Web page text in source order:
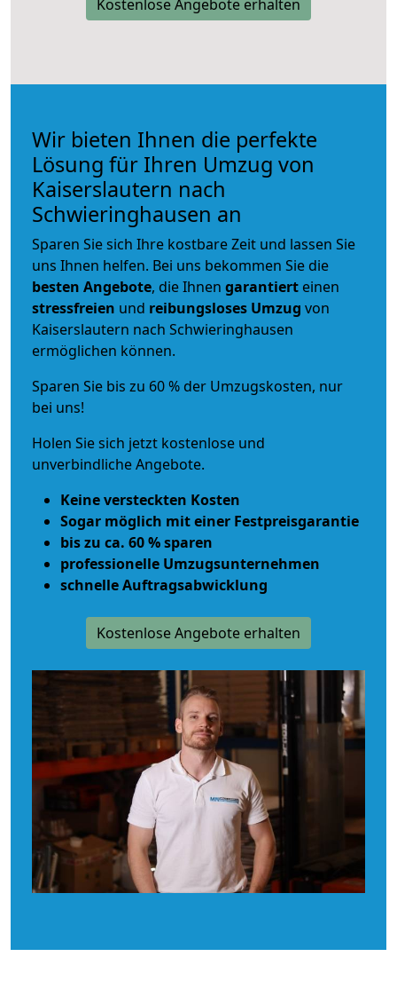
Kostenlose Angebote erhalten
Wir bieten Ihnen die perfekte
Lösung für Ihren Umzug von
Kaiserslautern nach
Schwieringhausen an
Sparen Sie sich Ihre kostbare Zeit und lassen Sie
uns Ihnen helfen. Bei uns bekommen Sie die
besten Angebote, die Ihnen garantiert einen
stressfreien und reibungsloses Umzug von
Kaiserslautern nach Schwieringhausen
ermöglichen können.
Sparen Sie bis zu 60 % der Umzugskosten, nur
bei uns!
Holen Sie sich jetzt kostenlose und
unverbindliche Angebote.
Keine versteckten Kosten
Sogar möglich mit einer Festpreisgarantie
bis zu ca. 60 % sparen
professionelle Umzugsunternehmen
schnelle Auftragsabwicklung
Kostenlose Angebote erhalten